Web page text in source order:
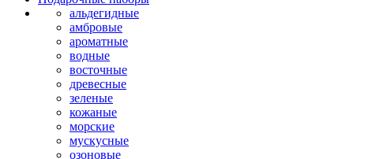
альдегидные
амбровые
ароматные
водные
восточные
древесные
зеленые
кожаные
морские
мускусные
озоновые